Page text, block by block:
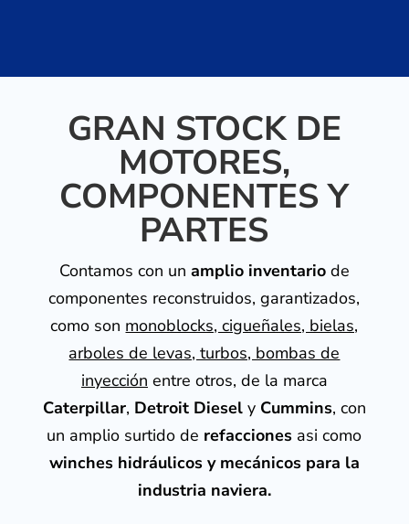
GRAN STOCK DE
MOTORES,
COMPONENTES Y
PARTES
Contamos con un amplio inventariode
componentes reconstruidos, garantizados,
como son monoblocks, cigueñales, bielas,
arboles de levas, turbos, bombas de
inyección entre otros, de la marca
Caterpillar, Detroit Diesely Cummins, con
un amplio surtido de refacciones asi como
winches hidráulicos y mecánicos para la
industria naviera.